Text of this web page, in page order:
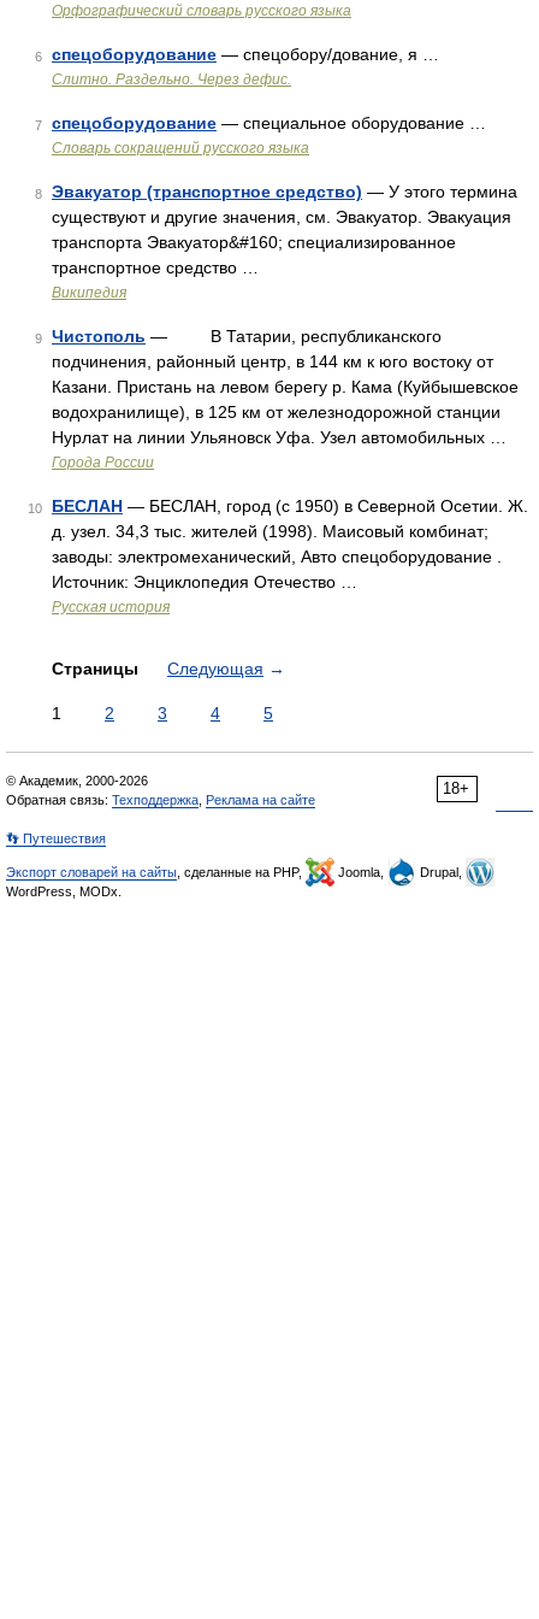
Орфографический словарь русского языка
6 спецоборудование — спецобору/дование, я …
Слитно. Раздельно. Через дефис.
7 спецоборудование — специальное оборудование …
Словарь сокращений русского языка
8 Эвакуатор (транспортное средство) — У этого термина
существуют и другие значения, см. Эвакуатор. Эвакуация
транспорта Эвакуатор&#160; специализированное
транспортное средство …
Википедия
9 Чистополь — В Татарии, республиканского
подчинения, районный центр, в 144 км к юго востоку от
Казани. Пристань на левом берегу р. Кама (Куйбышевское
водохранилище), в 125 км от железнодорожной станции
Нурлат на линии Ульяновск Уфа. Узел автомобильных …
Города России
10 БЕСЛАН — БЕСЛАН, город (с 1950) в Северной Осетии. Ж.
д. узел. 34,3 тыс. жителей (1998). Маисовый комбинат;
заводы: электромеханический, Авто спецоборудование .
Источник: Энциклопедия Отечество …
Русская история
Страницы Следующая →
1 2 3 4 5
18+
© Академик, 2000-2026
Обратная связь: Техподдержка Реклама на сайте
👣 Путешествия
Экспорт словарей на сайты , сделанные на PHP, Joomla,
Drupal,
WordPress, MODx.